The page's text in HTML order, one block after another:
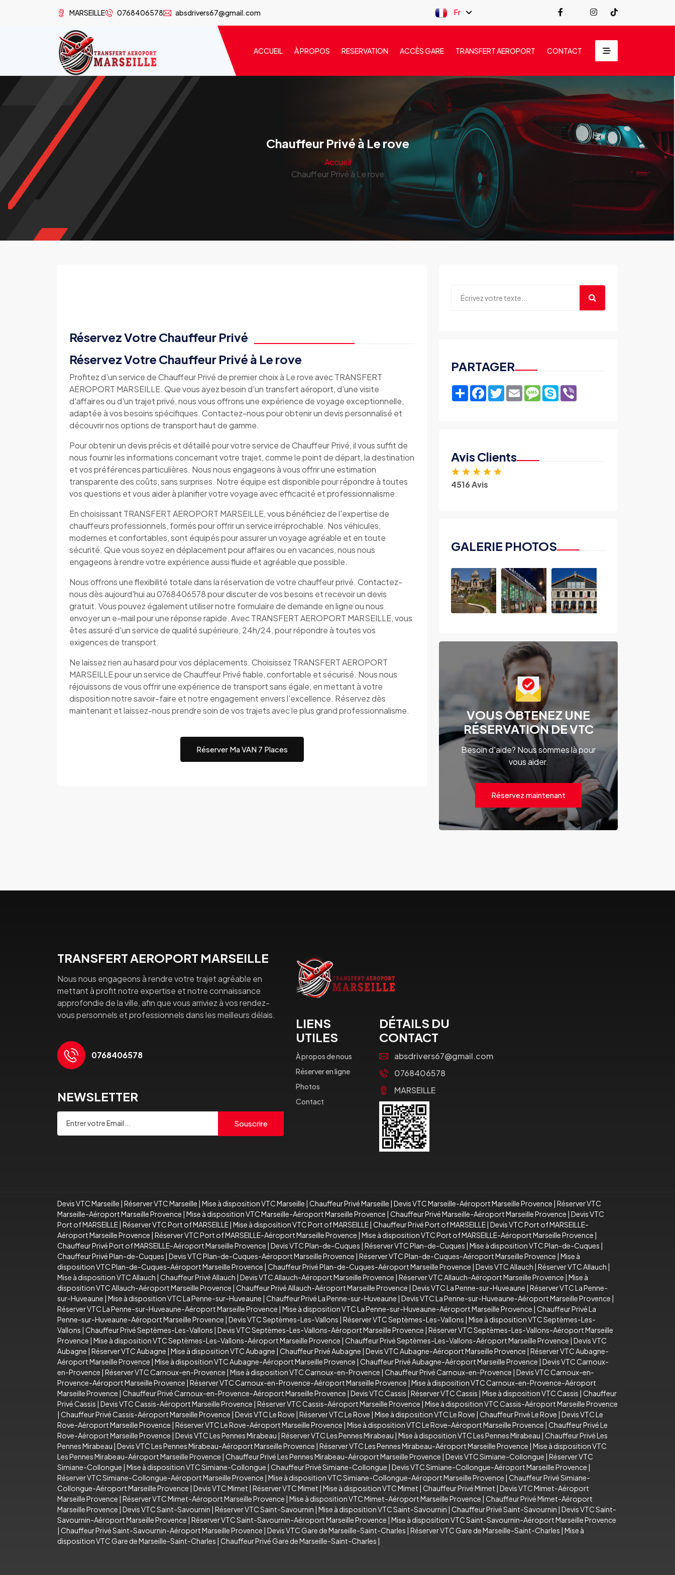
MARSEILLE 0768406578 absdrivers67@gmail.com Fr
ACCUEIL À PROPOS RESERVATION ACCÈS GARE TRANSFERT AEROPORT CONTACT
Chauffeur Privé à Le rove
Accueil
Chauffeur Privé à Le rove
Réservez Votre Chauffeur Privé
Réservez Votre Chauffeur Privé à Le rove
Profitez d'un service de Chauffeur Privé de premier choix à Le rove avec TRANSFERT
AEROPORT MARSEILLE. Que vous ayez besoin d'un transfert aéroport, d'une visite
d'affaires ou d'un trajet privé, nous vous offrons une expérience de voyage exceptionnelle,
adaptée à vos besoins spécifiques. Contactez-nous pour obtenir un devis personnalisé et
découvrir nos options de transport haut de gamme.
Pour obtenir un devis précis et détaillé pour votre service de Chauffeur Privé, il vous suffit de
nous fournir les informations concernant votre trajet, comme le point de départ, la destination
et vos préférences particulières. Nous nous engageons à vous offrir une estimation
transparente des coûts, sans surprises. Notre équipe est disponible pour répondre à toutes
vos questions et vous aider à planifier votre voyage avec efficacité et professionnalisme.
En choisissant TRANSFERT AEROPORT MARSEILLE, vous bénéficiez de l'expertise de
chauffeurs professionnels, formés pour offrir un service irréprochable. Nos véhicules,
modernes et confortables, sont équipés pour assurer un voyage agréable et en toute
sécurité. Que vous soyez en déplacement pour affaires ou en vacances, nous nous
engageons à rendre votre expérience aussi fluide et agréable que possible.
Nous offrons une flexibilité totale dans la réservation de votre chauffeur privé. Contactez-
nous dès aujourd'hui au 0768406578 pour discuter de vos besoins et recevoir un devis
gratuit. Vous pouvez également utiliser notre formulaire de demande en ligne ou nous
envoyer un e-mail pour une réponse rapide. Avec TRANSFERT AEROPORT MARSEILLE, vous
êtes assuré d'un service de qualité supérieure, 24h/24, pour répondre à toutes vos
exigences de transport.
Ne laissez rien au hasard pour vos déplacements. Choisissez TRANSFERT AEROPORT
MARSEILLE pour un service de Chauffeur Privé fiable, confortable et sécurisé. Nous nous
réjouissons de vous offrir une expérience de transport sans égale, en mettant à votre
disposition notre savoir-faire et notre engagement envers l'excellence. Réservez dès
maintenant et laissez-nous prendre soin de vos trajets avec le plus grand professionnalisme.
Réserver Ma VAN 7 Places
PARTAGER
ShareFacebook
TwitterEmailMessage
Skype
Avis Clients
★ ★ ★ ★ ★
4516 Avis
GALERIE PHOTOS
VOUS OBTENEZ UNE
RÉSERVATION DE VTC
Besoin d'aide? Nous sommes là pour
vous aider.
Réservez maintenant
TRANSFERT AEROPORT MARSEILLE
Nous nous engageons à rendre votre trajet agréable en
mettant à profit notre expertise et notre connaissance
approfondie de la ville, afin que vous arriviez à vos rendez-
vous personnels et professionnels dans les meilleurs délais.
0768406578
NEWSLETTER
Souscrire
LIENS
UTILES
À propos de nous
Réserver en ligne
Photos
Contact
DÉTAILS DU
CONTACT
absdrivers67@gmail.com
0768406578
MARSEILLE
Devis VTC Marseille | Réserver VTC Marseille | Mise à disposition VTC Marseille | Chauffeur Privé Marseille | Devis VTC Marseille-Aéroport Marseille Provence | Réserver VTC
Marseille-Aéroport Marseille Provence | Mise à disposition VTC Marseille-Aéroport Marseille Provence | Chauffeur Privé Marseille-Aéroport Marseille Provence | Devis VTC
Port of MARSEILLE| Réserver VTC Port of MARSEILLE| Mise à disposition VTC Port of MARSEILLE| Chauffeur Privé Port of MARSEILLE| Devis VTC Port of MARSEILLE-
Aéroport Marseille Provence | Réserver VTC Port of MARSEILLE-Aéroport Marseille Provence | Mise à disposition VTC Port of MARSEILLE-Aéroport Marseille Provence |
Chauffeur Privé Port of MARSEILLE-Aéroport Marseille Provence | Devis VTC Plan-de-Cuques | Réserver VTC Plan-de-Cuques | Mise à disposition VTC Plan-de-Cuques |
Chauffeur Privé Plan-de-Cuques | Devis VTC Plan-de-Cuques-Aéroport Marseille Provence | Réserver VTC Plan-de-Cuques-Aéroport Marseille Provence | Mise à
disposition VTC Plan-de-Cuques-Aéroport Marseille Provence | Chauffeur Privé Plan-de-Cuques-Aéroport Marseille Provence | Devis VTC Allauch | Réserver VTC Allauch |
Mise à disposition VTC Allauch | Chauffeur Privé Allauch | Devis VTC Allauch-Aéroport Marseille Provence | Réserver VTC Allauch-Aéroport Marseille Provence | Mise à
disposition VTC Allauch-Aéroport Marseille Provence | Chauffeur Privé Allauch-Aéroport Marseille Provence | Devis VTC La Penne-sur-Huveaune | Réserver VTC La Penne-
sur-Huveaune | Mise à disposition VTC La Penne-sur-Huveaune | Chauffeur Privé La Penne-sur-Huveaune | Devis VTC La Penne-sur-Huveaune-Aéroport Marseille Provence |
Réserver VTC La Penne-sur-Huveaune-Aéroport Marseille Provence | Mise à disposition VTC La Penne-sur-Huveaune-Aéroport Marseille Provence | Chauffeur Privé La
Penne-sur-Huveaune-Aéroport Marseille Provence | Devis VTC Septèmes-Les-Vallons | Réserver VTC Septèmes-Les-Vallons | Mise à disposition VTC Septèmes-Les-
Vallons | Chauffeur Privé Septèmes-Les-Vallons | Devis VTC Septèmes-Les-Vallons-Aéroport Marseille Provence | Réserver VTC Septèmes-Les-Vallons-Aéroport Marseille
Provence | Mise à disposition VTC Septèmes-Les-Vallons-Aéroport Marseille Provence | Chauffeur Privé Septèmes-Les-Vallons-Aéroport Marseille Provence | Devis VTC
Aubagne | Réserver VTC Aubagne | Mise à disposition VTC Aubagne | Chauffeur Privé Aubagne | Devis VTC Aubagne-Aéroport Marseille Provence | Réserver VTC Aubagne-
Aéroport Marseille Provence | Mise à disposition VTC Aubagne-Aéroport Marseille Provence | Chauffeur Privé Aubagne-Aéroport Marseille Provence | Devis VTC Carnoux-
en-Provence | Réserver VTC Carnoux-en-Provence | Mise à disposition VTC Carnoux-en-Provence | Chauffeur Privé Carnoux-en-Provence | Devis VTC Carnoux-en-
Provence-Aéroport Marseille Provence | Réserver VTC Carnoux-en-Provence-Aéroport Marseille Provence | Mise à disposition VTC Carnoux-en-Provence-Aéroport
Marseille Provence | Chauffeur Privé Carnoux-en-Provence-Aéroport Marseille Provence | Devis VTC Cassis | Réserver VTC Cassis | Mise à disposition VTC Cassis | Chauffeur
Privé Cassis | Devis VTC Cassis-Aéroport Marseille Provence | Réserver VTC Cassis-Aéroport Marseille Provence | Mise à disposition VTC Cassis-Aéroport Marseille Provence
| Chauffeur Privé Cassis-Aéroport Marseille Provence | Devis VTC Le Rove | Réserver VTC Le Rove | Mise à disposition VTC Le Rove | Chauffeur Privé Le Rove | Devis VTC Le
Rove-Aéroport Marseille Provence | Réserver VTC Le Rove-Aéroport Marseille Provence | Mise à disposition VTC Le Rove-Aéroport Marseille Provence | Chauffeur Privé Le
Rove-Aéroport Marseille Provence | Devis VTC Les Pennes Mirabeau | Réserver VTC Les Pennes Mirabeau | Mise à disposition VTC Les Pennes Mirabeau | Chauffeur Privé Les
Pennes Mirabeau | Devis VTC Les Pennes Mirabeau-Aéroport Marseille Provence | Réserver VTC Les Pennes Mirabeau-Aéroport Marseille Provence | Mise à disposition VTC
Les Pennes Mirabeau-Aéroport Marseille Provence | Chauffeur Privé Les Pennes Mirabeau-Aéroport Marseille Provence | Devis VTC Simiane-Collongue | Réserver VTC
Simiane-Collongue | Mise à disposition VTC Simiane-Collongue | Chauffeur Privé Simiane-Collongue | Devis VTC Simiane-Collongue-Aéroport Marseille Provence |
Réserver VTC Simiane-Collongue-Aéroport Marseille Provence | Mise à disposition VTC Simiane-Collongue-Aéroport Marseille Provence | Chauffeur Privé Simiane-
Collongue-Aéroport Marseille Provence | Devis VTC Mimet | Réserver VTC Mimet | Mise à disposition VTC Mimet | Chauffeur Privé Mimet | Devis VTC Mimet-Aéroport
Marseille Provence | Réserver VTC Mimet-Aéroport Marseille Provence | Mise à disposition VTC Mimet-Aéroport Marseille Provence | Chauffeur Privé Mimet-Aéroport
Marseille Provence | Devis VTC Saint-Savournin | Réserver VTC Saint-Savournin | Mise à disposition VTC Saint-Savournin | Chauffeur Privé Saint-Savournin | Devis VTC Saint-
Savournin-Aéroport Marseille Provence | Réserver VTC Saint-Savournin-Aéroport Marseille Provence | Mise à disposition VTC Saint-Savournin-Aéroport Marseille Provence
| Chauffeur Privé Saint-Savournin-Aéroport Marseille Provence | Devis VTC Gare de Marseille-Saint-Charles | Réserver VTC Gare de Marseille-Saint-Charles | Mise à
disposition VTC Gare de Marseille-Saint-Charles | Chauffeur Privé Gare de Marseille-Saint-Charles |